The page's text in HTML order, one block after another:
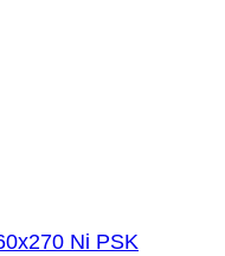
Ni PSK